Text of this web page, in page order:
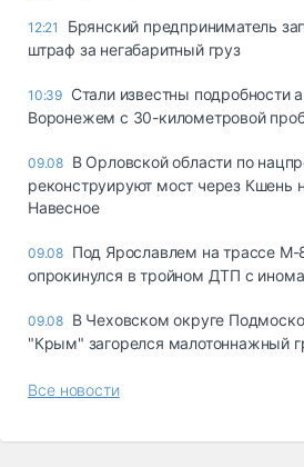
12:21
Брянский предприниматель
штраф за негабаритный груз
10:39 Стали известны подробности
Воронежем с 30-километровой
09.08 В Орловской области по
реконструируют мост через Кшень
Навесное
09.08 Под Ярославлем на трассе М-
опрокинулся в тройном ДТП с
09.08 В Чеховском округе
"Крым" загорелся малотоннажный
Все новости